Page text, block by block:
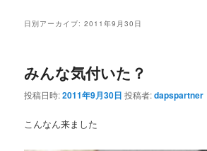
日別アーカイブ:2011年9月30日
みんな気付いた？
投稿日時:2011年9月30日 投稿者:dapspartner
こんなん来ました